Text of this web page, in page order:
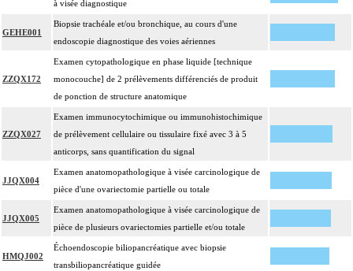
à visée diagnostique
GEHE001
Biopsie trachéale et/ou bronchique, au cours d'une
endoscopie diagnostique des voies aériennes
ZZQX172
Examen cytopathologique en phase liquide [technique
monocouche] de 2 prélèvements différenciés de produit
de ponction de structure anatomique
ZZQX027
Examen immunocytochimique ou immunohistochimique
de prélèvement cellulaire ou tissulaire fixé avec 3 à 5
anticorps, sans quantification du signal
JJQX004
Examen anatomopathologique à visée carcinologique de
pièce d'une ovariectomie partielle ou totale
JJQX005
Examen anatomopathologique à visée carcinologique de
pièce de plusieurs ovariectomies partielle et/ou totale
HMQJ002
Échoendoscopie biliopancréatique avec biopsie
transbiliopancréatique guidée